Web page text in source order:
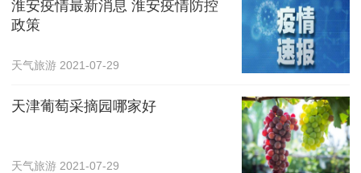
淮安疫情最新消息 淮安疫情防控
政策
天气旅游 2021-07-29
天津葡萄采摘园哪家好
天气旅游 2021-07-29